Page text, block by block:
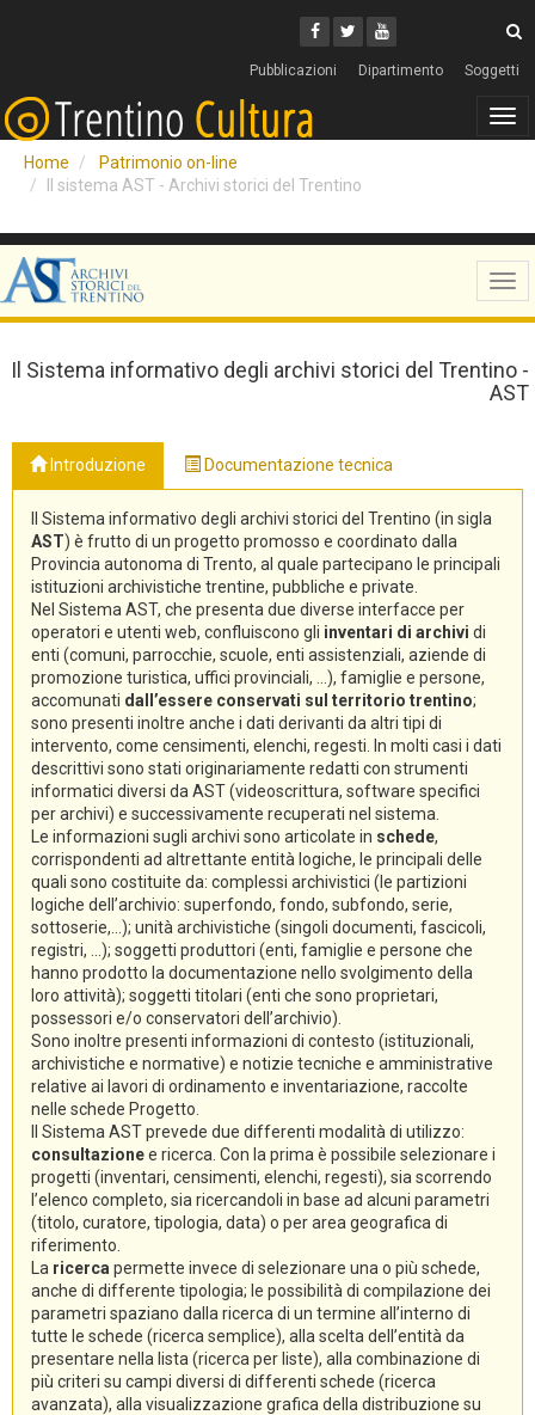
Facebook
Twitter
Youtube
Pubblicazioni Dipartimento Soggetti
Home
Patrimonio on-line
Il sistema AST - Archivi storici del Trentino
Il Sistema informativo degli archivi storici del Trentino -
AST
Introduzione Documentazione tecnica
Il Sistema informativo degli archivi storici del Trentino (in sigla
AST) è frutto di un progetto promosso e coordinato dalla
Provincia autonoma di Trento, al quale partecipano le principali
istituzioni archivistiche trentine, pubbliche e private.
Nel Sistema AST, che presenta due diverse interfacce per
operatori e utenti web, confluiscono gli inventari di archivi di
enti (comuni, parrocchie, scuole, enti assistenziali, aziende di
promozione turistica, uffici provinciali, ...), famiglie e persone,
accomunati dall’essere conservati sul territorio trentino;
sono presenti inoltre anche i dati derivanti da altri tipi di
intervento, come censimenti, elenchi, regesti. In molti casi i dati
descrittivi sono stati originariamente redatti con strumenti
informatici diversi da AST (videoscrittura, software specifici
per archivi) e successivamente recuperati nel sistema.
Le informazioni sugli archivi sono articolate in schede,
corrispondenti ad altrettante entità logiche, le principali delle
quali sono costituite da: complessi archivistici (le partizioni
logiche dell’archivio: superfondo, fondo, subfondo, serie,
sottoserie,...); unità archivistiche (singoli documenti, fascicoli,
registri, ...); soggetti produttori (enti, famiglie e persone che
hanno prodotto la documentazione nello svolgimento della
loro attività); soggetti titolari (enti che sono proprietari,
possessori e/o conservatori dell’archivio).
Sono inoltre presenti informazioni di contesto (istituzionali,
archivistiche e normative) e notizie tecniche e amministrative
relative ai lavori di ordinamento e inventariazione, raccolte
nelle schede Progetto.
Il Sistema AST prevede due differenti modalità di utilizzo:
consultazionee ricerca. Con la prima è possibile selezionare i
progetti (inventari, censimenti, elenchi, regesti), sia scorrendo
l’elenco completo, sia ricercandoli in base ad alcuni parametri
(titolo, curatore, tipologia, data) o per area geografica di
riferimento.
La ricerca permette invece di selezionare una o più schede,
anche di differente tipologia; le possibilità di compilazione dei
parametri spaziano dalla ricerca di un termine all’interno di
tutte le schede (ricerca semplice), alla scelta dell’entità da
presentare nella lista (ricerca per liste), alla combinazione di
più criteri su campi diversi di differenti schede (ricerca
avanzata), alla visualizzazione grafica della distribuzione su